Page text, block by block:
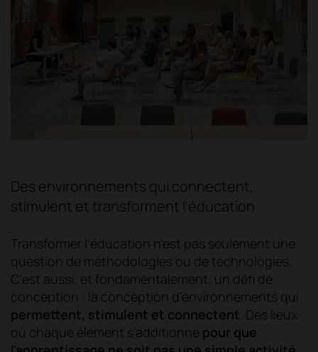
Des environnements qui connectent,
stimulent et transforment l'éducation
Transformer l'éducation n'est pas seulement une
question de méthodologies ou de technologies.
C'est aussi, et fondamentalement, un défi de
conception : la conception d'environnements qui
permettent, stimulent et connectent. Des lieux
où chaque élément s'additionne pour que